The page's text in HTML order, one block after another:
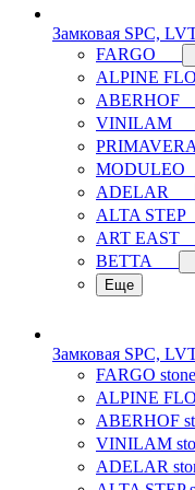
Замковая SPC,
FARGO
ALPINE
ABERHOF
VINILAM
PRIMAVERA
MODULEO
ADELAR
ALTA STEP
ART EAST
BETTA
Еще
Замковая SPC,
FARGO stone
ALPINE
ABERHOF
VINILAM
ADELAR